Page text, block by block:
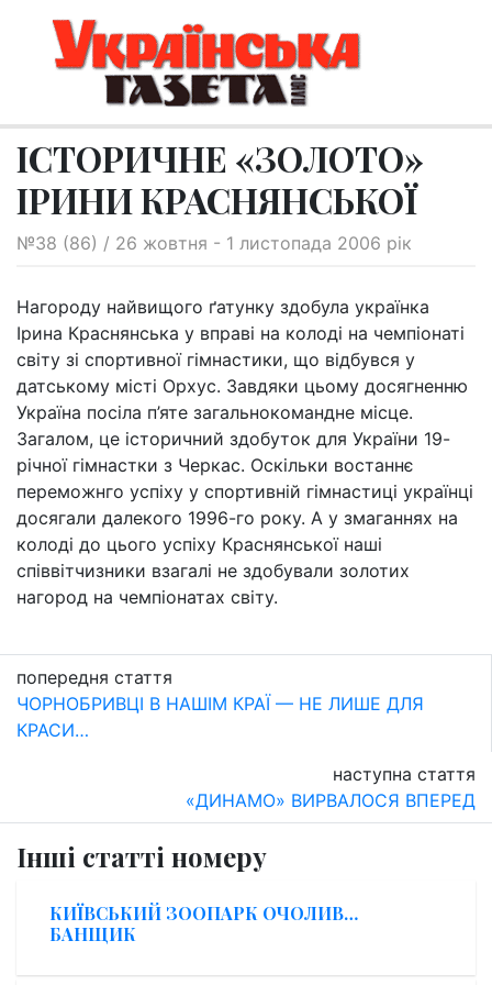
ІСТОРИЧНЕ «ЗОЛОТО»
ІРИНИ КРАСНЯНСЬКОЇ
№38 (86) / 26 жовтня - 1 листопада 2006 рік
Нагороду найвищого ґатунку здобула українка
Ірина Краснянська у вправі на колоді на чемпіонаті
світу зі спортивної гімнастики, що відбувся у
датському місті Орхус. Завдяки цьому досягненню
Україна посіла п’яте загальнокомандне місце.
Загалом, це історичний здобуток для України 19-
річної гімнастки з Черкас. Оскільки востаннє
переможнго успіху у спортивній гімнастиці українці
досягали далекого 1996-го року. А у змаганнях на
колоді до цього успіху Краснянської наші
співвітчизники взагалі не здобували золотих
нагород на чемпіонатах світу.
попередня стаття
ЧОРНОБРИВЦІ В НАШІМ КРАЇ — НЕ ЛИШЕ ДЛЯ
КРАСИ…
наступна стаття
«ДИНАМО» ВИРВАЛОСЯ ВПЕРЕД
Інші статті номеру
КИЇВСЬКИЙ ЗООПАРК ОЧОЛИВ…
БАНЩИК